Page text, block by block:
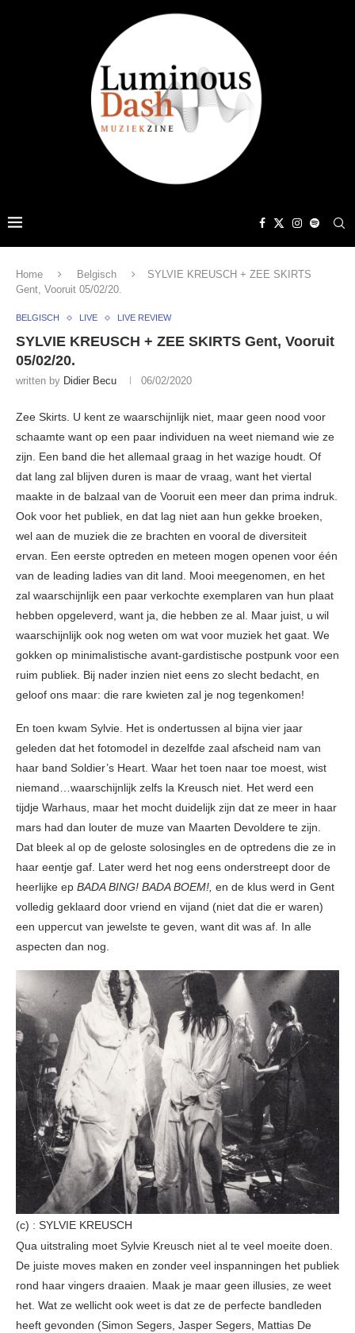
Home Belgisch
SYLVIE KREUSCH + ZEE SKIRTS
Gent, Vooruit 05/02/20.
BELGISCH LIVE LIVE REVIEW
SYLVIE KREUSCH + ZEE SKIRTS Gent, Vooruit
05/02/20.
written by Didier Becu 06/02/2020
Zee Skirts. U kent ze waarschijnlijk niet, maar geen nood voor
schaamte want op een paar individuen na weet niemand wie ze
zijn. Een band die het allemaal graag in het wazige houdt. Of
dat lang zal blijven duren is maar de vraag, want het viertal
maakte in de balzaal van de Vooruit een meer dan prima indruk.
Ook voor het publiek, en dat lag niet aan hun gekke broeken,
wel aan de muziek die ze brachten en vooral de diversiteit
ervan. Een eerste optreden en meteen mogen openen voor één
van de leading ladies van dit land. Mooi meegenomen, en het
zal waarschijnlijk een paar verkochte exemplaren van hun plaat
hebben opgeleverd, want ja, die hebben ze al. Maar juist, u wil
waarschijnlijk ook nog weten om wat voor muziek het gaat. We
gokken op minimalistische avant-gardistische postpunk voor een
ruim publiek. Bij nader inzien niet eens zo slecht bedacht, en
geloof ons maar: die rare kwieten zal je nog tegenkomen!
En toen kwam Sylvie. Het is ondertussen al bijna vier jaar
geleden dat het fotomodel in dezelfde zaal afscheid nam van
haar band Soldier’s Heart. Waar het toen naar toe moest, wist
niemand…waarschijnlijk zelfs la Kreusch niet. Het werd een
tijdje Warhaus, maar het mocht duidelijk zijn dat ze meer in haar
mars had dan louter de muze van Maarten Devoldere te zijn.
Dat bleek al op de geloste solosingles en de optredens die ze in
haar eentje gaf. Later werd het nog eens onderstreept door de
heerlijke ep BADA BING! BADA BOEM!, en de klus werd in Gent
volledig geklaard door vriend en vijand (niet dat die er waren)
een uppercut van jewelste te geven, want dit was af. In alle
aspecten dan nog.
(c) : SYLVIE KREUSCH
Qua uitstraling moet Sylvie Kreusch niet al te veel moeite doen.
De juiste moves maken en zonder veel inspanningen het publiek
rond haar vingers draaien. Maak je maar geen illusies, ze weet
het. Wat ze wellicht ook weet is dat ze de perfecte bandleden
heeft gevonden (Simon Segers, Jasper Segers, Mattias De